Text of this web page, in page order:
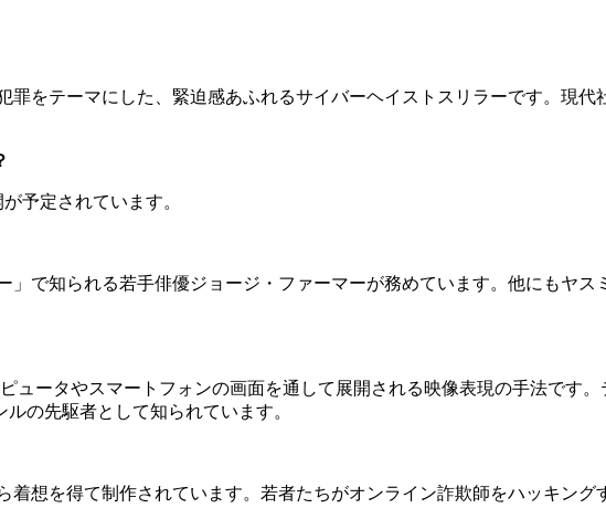
罪をテーマにした、緊迫感あふれるサイバーヘイストスリラーです。現
予定されています。
」で知られる若手俳優ジョージ・ファーマーが務めています。他にもヤ
ュータやスマートフォンの画面を通して展開される映像表現の手法です。
ルの先駆者として知られています。
想を得て制作されています。若者たちがオンライン詐欺師をハッキング